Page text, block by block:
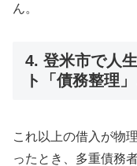
ん。
4. 登米市で人
ト「債務整理
これ以上の借入が物
ったとき、多重債務